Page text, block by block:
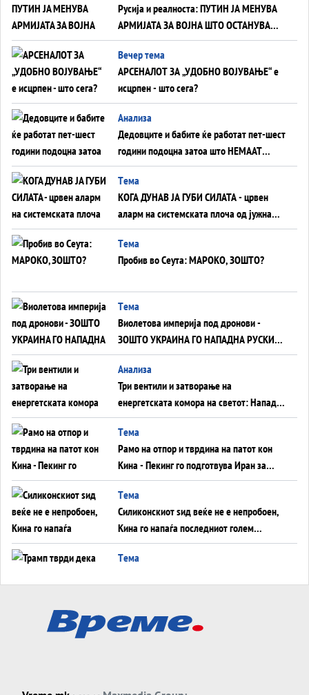
Русија и реалноста: ПУТИН ЈА МЕНУВА
АРМИЈАТА ЗА ВОЈНА ШТО ОСТАНУВА
БЕЗ ФРОНТ
Вечер тема
АРСЕНАЛОТ ЗА „УДОБНО ВОЈУВАЊЕ“ е
исцрпен - што сега?
Анализа
Дедовците и бабите ќе работат пет-шест
години подоцна затоа што НЕМААТ
ВНУЦИ ДА ГИ ЗАМЕНАТ
Tема
КОГА ДУНАВ ЈА ГУБИ СИЛАТА - црвен
аларм на системската плоча од јужна
Германија до Црното Море...
Tема
Пробив во Сеута: МАРОКО, ЗОШТО?
Tема
Виолетова империја под дронови -
ЗОШТО УКРАИНА ГО НАПАДНА РУСКИОТ
WILDBERRIES
Aнализа
Три вентили и затворање на
енергетската комора на светот: Нападот
во Суец најавува глобален енергетски
инфаркт?
Tема
Рамо на отпор и тврдина на патот кон
Кина - Пекинг го подготвува Иран за
американска копнена инвазија
Tема
Силиконскиот ѕид веќе не е непробоен,
Кина го напаѓа последниот голем
монопол на Западот?
Tема
Tема
ДЛАБОКО УДОЛУ: Сметководствените